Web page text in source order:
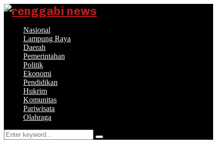
Nasional
Lampung Raya
Daerah
Pemerintahan
Politik
Ekonomi
Pendidikan
Hukrim
Komunitas
Pariwisata
Olahraga
Search
for:
Search